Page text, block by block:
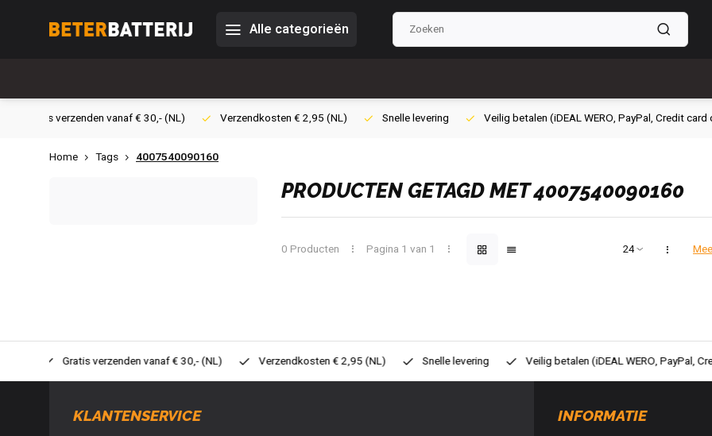
Alle categorieën
Verzendkosten € 2,95 (NL) Snelle levering Veilig betalen (iDEAL WERO, PayPal, Credit card of Achteraf betalen)
Home Tags 4007540090160
PRODUCTEN GETAGD MET 4007540090160
0 Producten Pagina 1 van 1
Verzendkosten € 2,95 (NL) Snelle levering Veilig betalen (iDEAL WERO, PayPal, Credit card of Achteraf betalen)
KLANTENSERVICE INFORMATIE